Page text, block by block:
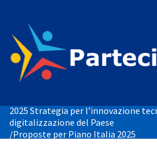
2025 Strategia per l’innovazione
digitalizzazione del Paese
/Proposte per Piano Italia 2025